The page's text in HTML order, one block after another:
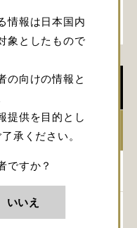
情報は日本国内
象としたもので
の向けの情報と
提供を目的とし
承ください。
ですか？
いいえ